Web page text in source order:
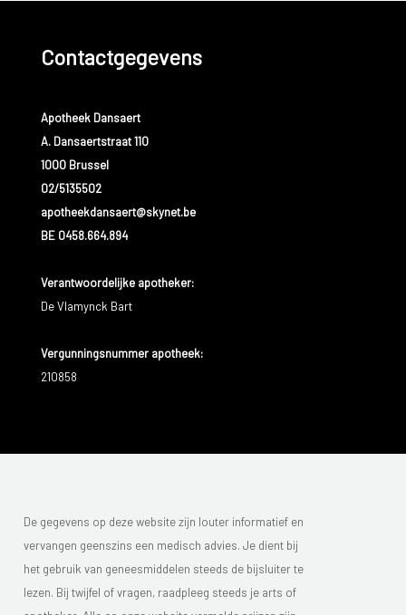
Contactgegevens
Apotheek Dansaert
A. Dansaertstraat 110
1000 Brussel
02/5135502
apotheekdansaert@skynet.be
BE 0458.664.894
Verantwoordelijke apotheker:
De Vlamynck Bart
Vergunningsnummer apotheek:
210858
De gegevens op deze website zijn louter informatief en
vervangen geenszins een medisch advies. Je dient bij
het gebruik van geneesmiddelen steeds de bijsluiter te
lezen. Bij twijfel of vragen, raadpleeg steeds je arts of